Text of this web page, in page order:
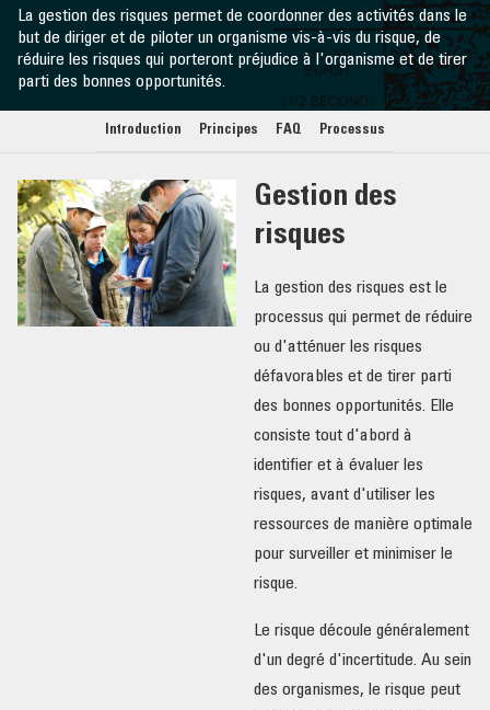
RISQUES ET ACTION CONTRE LES MINES
RISQUES ET GESTION DES MUNITIONS
GLOSSAIRE
La gestion des risques permet de coordonner des activités dans le
but de diriger et de piloter un organisme vis-à-vis du risque, de
réduire les risques qui porteront préjudice à l'organisme et de tirer
parti des bonnes opportunités.
Introduction Principes FAQ Processus
Gestion des
risques
La gestion des risques est le
processus qui permet de réduire
ou d'atténuer les risques
défavorables et de tirer parti
des bonnes opportunités. Elle
consiste tout d'abord à
identifier et à évaluer les
risques, avant d'utiliser les
ressources de manière optimale
pour surveiller et minimiser le
risque.
Le risque découle généralement
d'un degré d'incertitude. Au sein
des organismes, le risque peut